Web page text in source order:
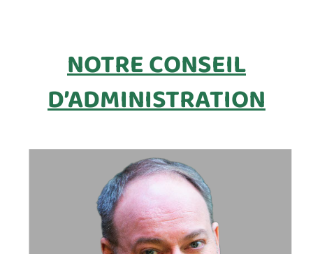
NOTRE CONSEIL
D’ADMINISTRATION